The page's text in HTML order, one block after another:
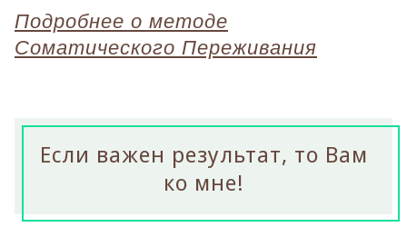
Подробнее о методе
Соматического Переживания
Если важен результат, то Вам
ко мне!